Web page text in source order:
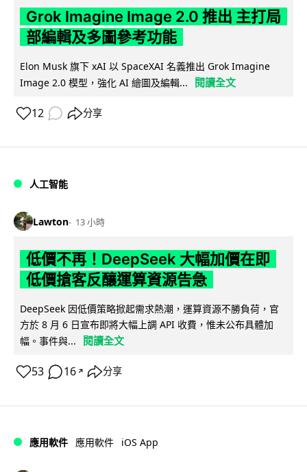
Grok Imagine Image 2.0 推出 主打局
部編輯及多圖參考功能
Elon Musk 旗下 xAI 以 SpaceXAI 名義推出 Grok Imagine
Image 2.0 模型，強化 AI 繪圖及編輯...
閱讀全文
12 分享
人工智能
Lawton 13 小時
低價不再！DeepSeek 大幅加價在即
低價搶客反釀運算資源告急
DeepSeek 因低價策略掀起需求熱潮，運算資源不勝負荷，官
方於 8 月 6 日宣布即將大幅上調 API 收費，惟未公布具體加
幅。事件與...
閱讀全文
53 16 ↗ 分享
應用軟件 應用軟件 iOS App